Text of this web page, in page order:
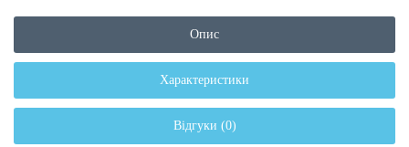
Опис
Характеристики
Відгуки (0)